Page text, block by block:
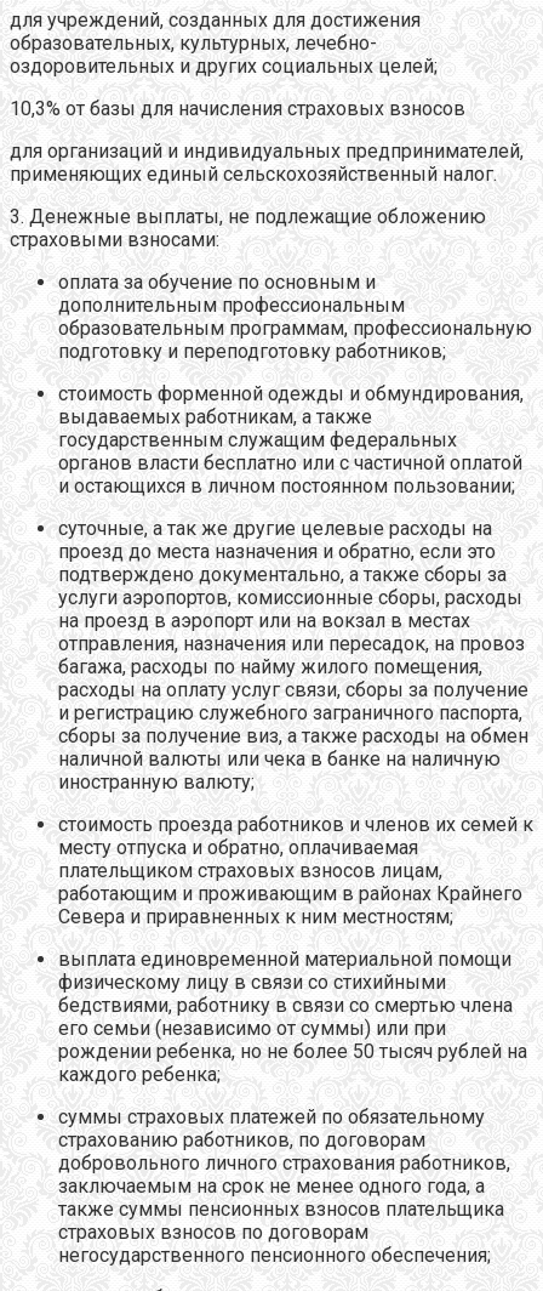
для учреждений, созданных для достижения
образовательных, культурных, лечебно-
оздоровительных и других социальных целей;
10,3% от базы для начисления страховых взносов
для организаций и индивидуальных предпринимателей,
применяющих единый сельскохозяйственный налог.
3. Денежные выплаты, не подлежащие обложению
страховыми взносами:
оплата за обучение по основным и
дополнительным профессиональным
образовательным программам, профессиональную
подготовку и переподготовку работников;
стоимость форменной одежды и обмундирования,
выдаваемых работникам, а также
государственным служащим федеральных
органов власти бесплатно или с частичной оплатой
и остающихся в личном постоянном пользовании;
суточные, а так же другие целевые расходы на
проезд до места назначения и обратно, если это
подтверждено документально, а также сборы за
услуги аэропортов, комиссионные сборы, расходы
на проезд в аэропорт или на вокзал в местах
отправления, назначения или пересадок, на провоз
багажа, расходы по найму жилого помещения,
расходы на оплату услуг связи, сборы за получение
и регистрацию служебного заграничного паспорта,
сборы за получение виз, а также расходы на обмен
наличной валюты или чека в банке на наличную
иностранную валюту;
стоимость проезда работников и членов их семей к
месту отпуска и обратно, оплачиваемая
плательщиком страховых взносов лицам,
работающим и проживающим в районах Крайнего
Севера и приравненных к ним местностям;
выплата единовременной материальной помощи
физическому лицу в связи со стихийными
бедствиями, работнику в связи со смертью члена
его семьи (независимо от суммы) или при
рождении ребенка, но не более 50 тысяч рублей на
каждого ребенка;
суммы страховых платежей по обязательному
страхованию работников, по договорам
добровольного личного страхования работников,
заключаемым на срок не менее одного года, а
также суммы пенсионных взносов плательщика
страховых взносов по договорам
негосударственного пенсионного обеспечения;